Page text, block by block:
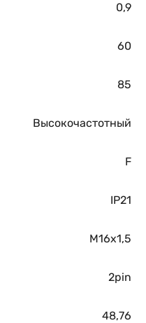
0,9
60
85
Высокочастотный
F
IP21
M16х1,5
2pin
48,76